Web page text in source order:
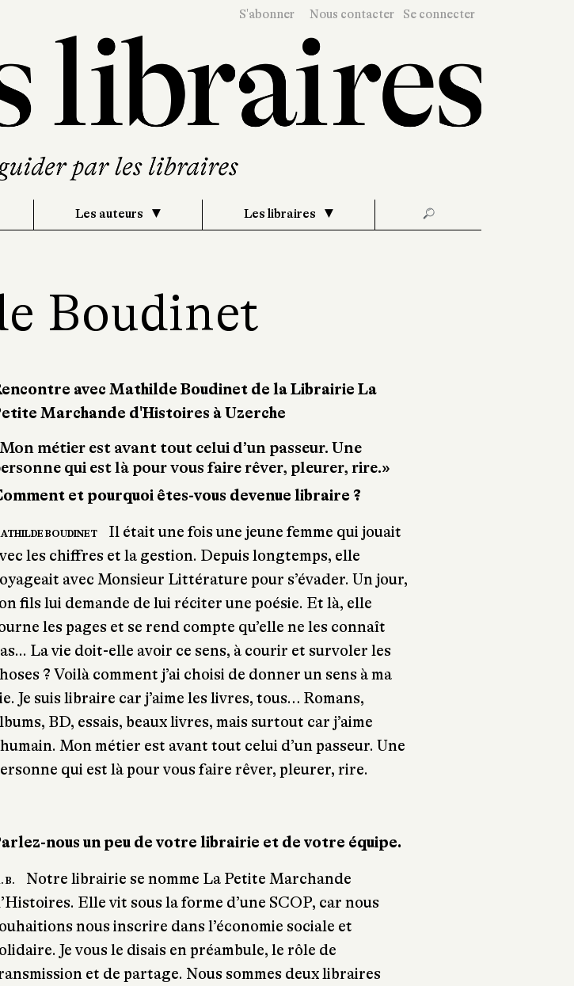
S'abonner Nous contacter Se connecter
Les auteurs Les libraires 🔎
Boudinet
avec Mathilde Boudinet de la Librairie La
Marchande d'Histoires à Uzerche
métier est avant tout celui d’un passeur. Une
qui est là pour vous faire rêver, pleurer, rire.»
et pourquoi êtes-vous devenue libraire ?
BOUDINET
Il était une fois une jeune femme qui jouait
les chiffres et la gestion. Depuis longtemps, elle
avec Monsieur Littérature pour s’évader. Un jour,
fils lui demande de lui réciter une poésie. Et là, elle
les pages et se rend compte qu’elle ne les connaît
La vie doit-elle avoir ce sens, à courir et survoler les
? Voilà comment j’ai choisi de donner un sens à ma
Je suis libraire car j’aime les livres, tous… Romans,
BD, essais, beaux livres, mais surtout car j’aime
Mon métier est avant tout celui d’un passeur. Une
qui est là pour vous faire rêver, pleurer, rire.
nous un peu de votre librairie et de votre équipe.
B.
Notre librairie se nomme La Petite Marchande
Elle vit sous la forme d’une SCOP, car nous
nous inscrire dans l’économie sociale et
Je vous le disais en préambule, le rôle de
et de partage. Nous sommes deux libraires